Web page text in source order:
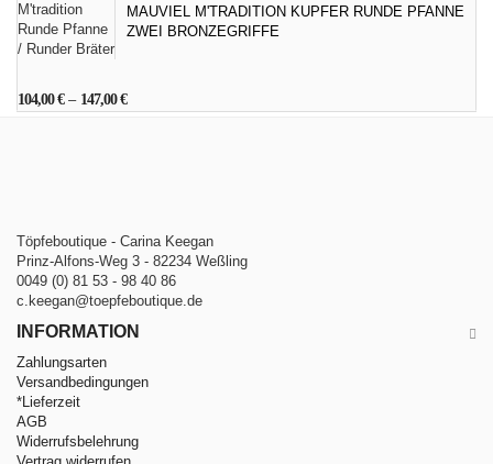
MAUVIEL M'TRADITION KUPFER RUNDE PFANNE
ZWEI BRONZEGRIFFE
104,00€– 147,00€
Töpfeboutique - Carina Keegan
Prinz-Alfons-Weg 3 - 82234 Weßling
0049 (0) 81 53 - 98 40 86
c.keegan@toepfeboutique.de
INFORMATION
Zahlungsarten
Versandbedingungen
*Lieferzeit
AGB
Widerrufsbelehrung